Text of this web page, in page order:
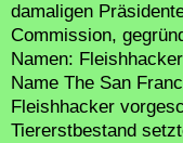
damaligen
Commission,
Namen:
Name The San
Fleishhacker
Tiererstbestand